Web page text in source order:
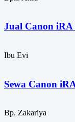
Jual Canon iRA
Ibu Evi
Sewa Canon
Bp. Zakariya